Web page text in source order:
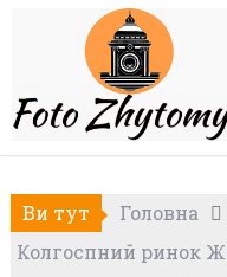
Ви тут Головна
Колгоспний ринок